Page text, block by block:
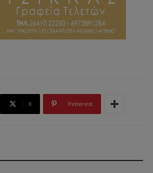
X Pinterest